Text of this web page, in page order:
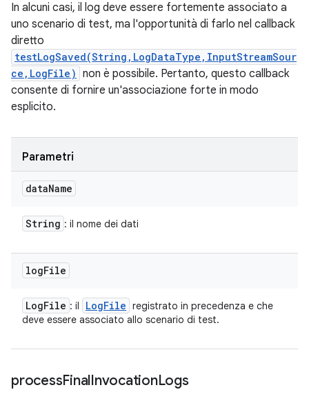
In alcuni casi, il log deve essere fortemente associato a
uno scenario di test, ma l'opportunità di farlo nel callback
diretto
testLogSaved(String,LogDataType,InputStreamSour
ce,LogFile) non è possibile. Pertanto, questo callback
consente di fornire un'associazione forte in modo
esplicito.
Parametri
dataName
String : il nome dei dati
logFile
LogFile : il LogFile registrato in precedenza e che
deve essere associato allo scenario di test.
processFinalInvocationLogs